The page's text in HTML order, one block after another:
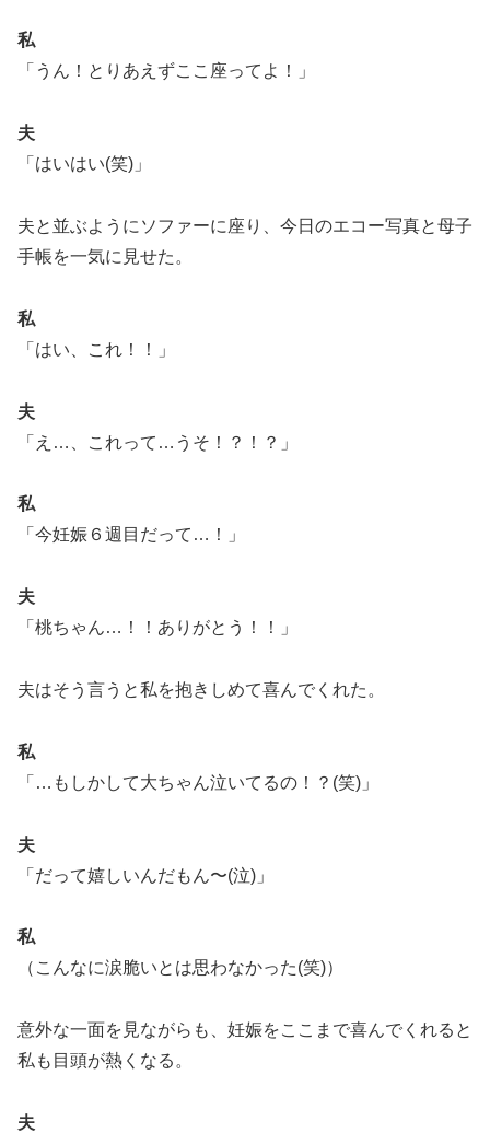
私
「うん！とりあえずここ座ってよ！」
夫
「はいはい(笑)」
夫と並ぶようにソファーに座り、今日のエコー写真と母子
手帳を一気に見せた。
私
「はい、これ！！」
夫
「え…、これって…うそ！？！？」
私
「今妊娠６週目だって…！」
夫
「桃ちゃん…！！ありがとう！！」
夫はそう言うと私を抱きしめて喜んでくれた。
私
「…もしかして大ちゃん泣いてるの！？(笑)」
夫
「だって嬉しいんだもん〜(泣)」
私
（こんなに涙脆いとは思わなかった(笑)）
意外な一面を見ながらも、妊娠をここまで喜んでくれると
私も目頭が熱くなる。
夫